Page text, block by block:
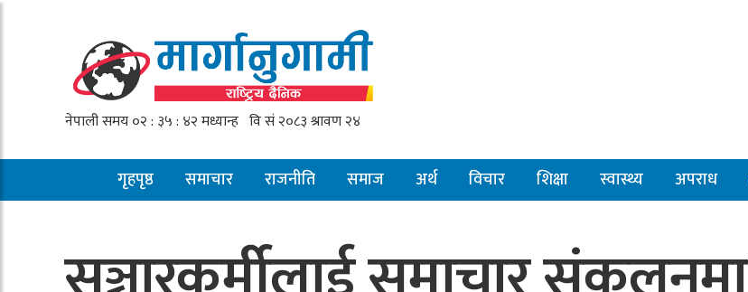
गृहपृष्ठ समाचार राजनीति समाज अर्थ विचार शिक्षा स्वास्थ्य अपराध